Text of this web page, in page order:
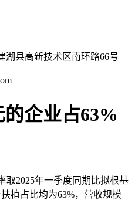
湖县高新技术区南环路66号
的企业占63%
2025年一季度同期比拟根基
植占比均为63%，营收规模